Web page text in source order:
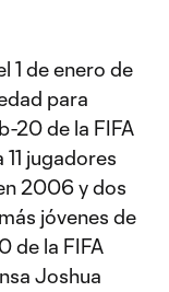
1 de enero de
para
20 de la FIFA
jugadores
2006 y dos
jóvenes de
de la FIFA
Joshua